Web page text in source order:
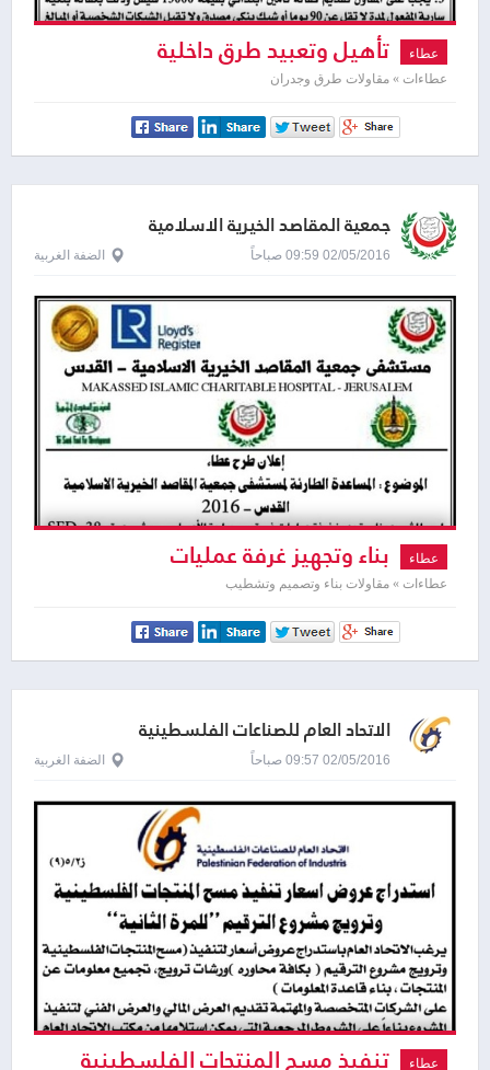
عطاء تأهيل وتعبيد طرق داخلية
عطاءات » مقاولات طرق وجدران
جمعية المقاصد الخيرية الاسلامية
02/05/2016 09:59 صباحاً الضفة الغربية
عطاء بناء وتجهيز غرفة عمليات
عطاءات » مقاولات بناء وتصميم وتشطيب
الاتحاد العام للصناعات الفلسطينية
02/05/2016 09:57 صباحاً الضفة الغربية
عطاء تنفيذ مسح المنتجات الفلسطينية